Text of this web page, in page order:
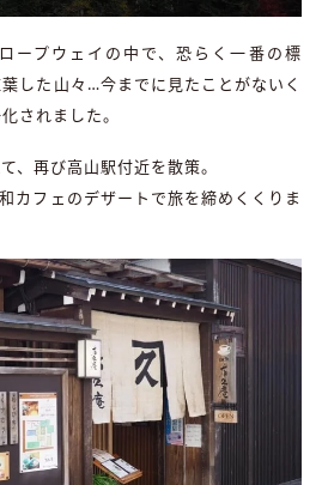
ープウェイの中で、恐らく一番の標
した山々…今までに見たことがないく
されました。
、再び高山駅付近を散策。
カフェのデザートで旅を締めくくりま